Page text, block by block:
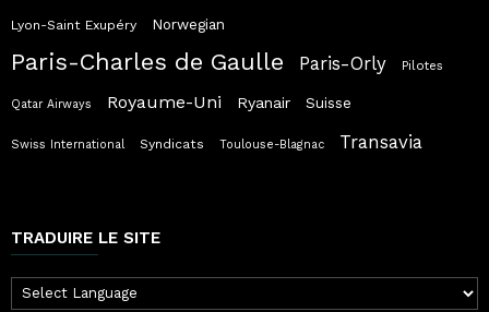
Lyon-Saint Exupéry Norwegian
Paris-Charles de Gaulle Paris-Orly Pilotes
Qatar Airways Royaume-Uni Ryanair Suisse
Swiss International Syndicats Toulouse-Blagnac Transavia
TRADUIRE LE SITE